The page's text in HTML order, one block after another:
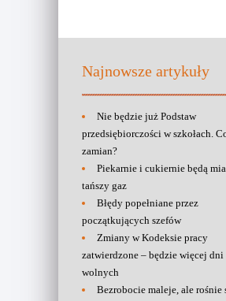
Najnowsze artykuły
Nie będzie już Podstaw
przedsiębiorczości w szkołach.
zamian?
Piekarnie i cukiernie będą
tańszy gaz
Błędy popełniane przez
początkujących szefów
Zmiany w Kodeksie pracy
zatwierdzone – będzie więcej dni
wolnych
Bezrobocie maleje, ale rośnie